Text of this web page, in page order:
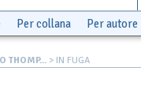
Per collana Per autore
THOMP... > IN FUGA